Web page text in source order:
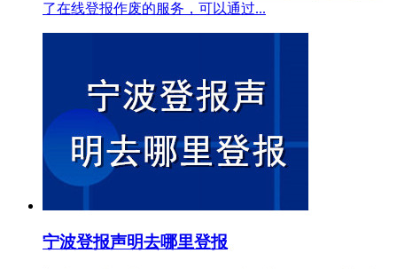
了在线登报作废的服务，可以通过...
宁波登报声明去哪里登报